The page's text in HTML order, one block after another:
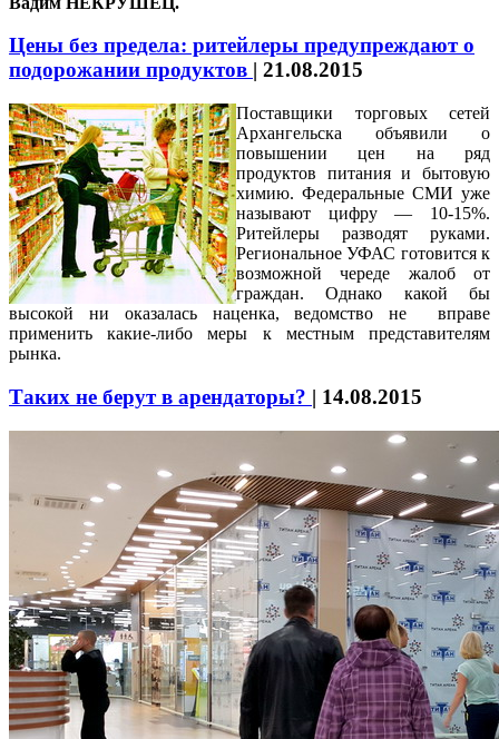
Цены без предела: ритейлеры предупреждают о
подорожании продуктов | 21.08.2015
Поставщики торговых сетей
Архангельска объявили о
повышении цен на ряд
продуктов питания и бытовую
химию. Федеральные СМИ уже
называют цифру — 10-15%.
Ритейлеры разводят руками.
Региональное УФАС готовится к
возможной череде жалоб от
граждан. Однако какой бы
высокой ни оказалась наценка, ведомство не вправе
применить какие-либо меры к местным представителям
рынка.
Таких не берут в арендаторы? | 14.08.2015